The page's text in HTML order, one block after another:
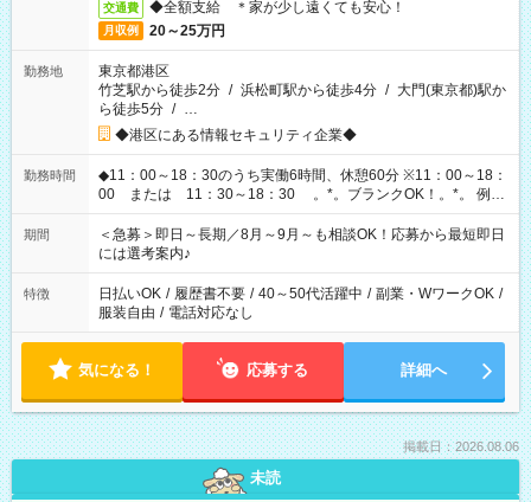
交通費 ◆全額支給 ＊家が少し遠くても安心！
月収例 20～25万円
勤務地
東京都港区
竹芝駅から徒歩2分 / 浜松町駅から徒歩4分 / 大門(東京都)駅か
ら徒歩5分 / …
◆港区にある情報セキュリティ企業◆
勤務時間
◆11：00～18：30のうち実働6時間、休憩60分 ※11：00～18：
00 または 11：30～18：30 。*。ブランクOK！。*。 例え
ば前職が、 在宅/財団法人/事務/コールセンター/受付/販売/カフェ
スタッフ スイーツ販売/ホテルフロント/化粧品販売/など 様々な
業界から入社して活躍されています♪
期間
＜急募＞即日～長期／8月～9月～も相談OK！応募から最短即日
には選考案内♪
特徴 日払いOK / 履歴書不要 / 40～50代活躍中 / 副業・WワークOK /
服装自由 / 電話対応なし
気になる！ 応募する 詳細へ
掲載日：2026.08.06
未読